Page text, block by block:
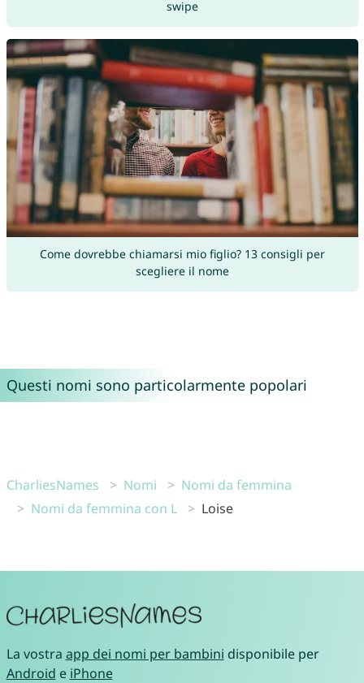
swipe
Come dovrebbe chiamarsi mio figlio? 13 consigli per
scegliere il nome
Questi nomi sono particolarmente popolari
CharliesNames Nomi
Nomi da femmina
Nomi da femmina con L
Loise
La vostra app dei nomi per bambini disponibile per
Android e iPhone